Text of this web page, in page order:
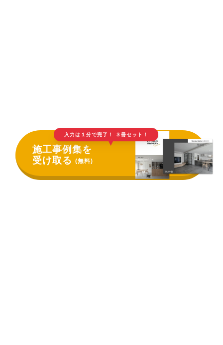
入力は１分で完了！ ３冊セット！
▲
施工事例集を
受け取る(無料)